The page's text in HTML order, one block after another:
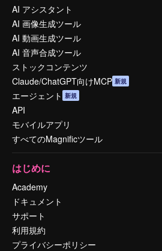
AI アシスタント
AI 画像生成ツール
AI 動画生成ツール
AI 音声合成ツール
ストックコンテンツ
Claude/ChatGPT向けMCP 新規
エージェント 新規
API
モバイルアプリ
すべてのMagnificツール
はじめに
Academy
ドキュメント
サポート
利用規約
プライバシーポリシー